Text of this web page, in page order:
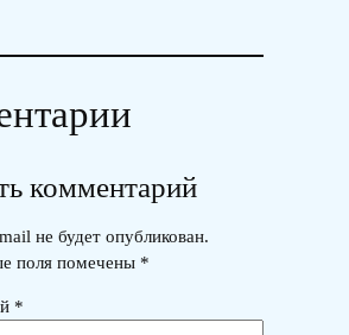
комментарий
не будет опубликован.
поля помечены *
*